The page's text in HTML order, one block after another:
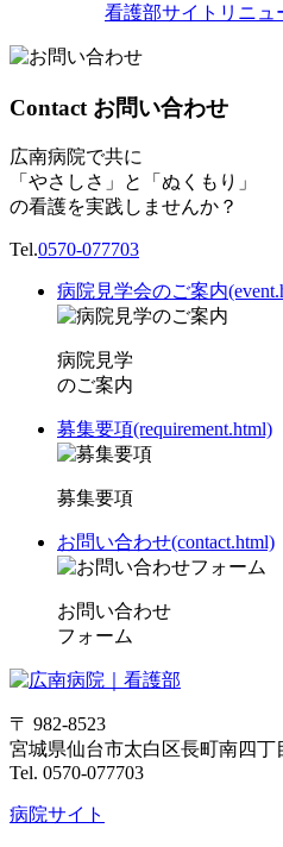
看護部サイトリニュ
Contact お問い合わせ
広南病院で共に
「やさしさ」と「ぬくもり」
の看護を実践しませんか？
Tel.0570-077703
病院見学会のご案内
病院見学
のご案内
募集要項(requirement.html)
募集要項
お問い合わせ(contact.html)
お問い合わせ
フォーム
〒 982-8523
宮城県仙台市太白区長町南四丁
Tel. 0570-077703
病院サイト